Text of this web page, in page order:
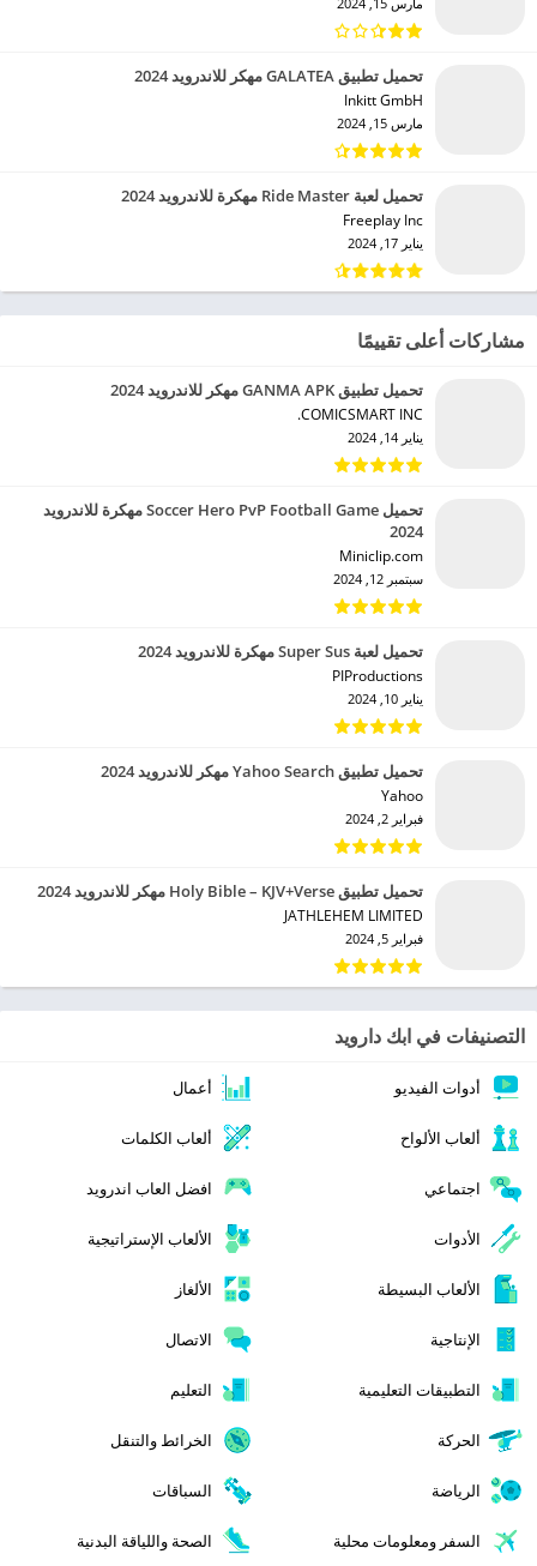
تحميل تطبيق GALATEA مهكر للاندرويد 2024
Inkitt GmbH‏
مارس 15, 2024
تحميل لعبة Ride Master مهكرة للاندرويد 2024
Freeplay Inc‏
يناير 17, 2024
مشاركات أعلى تقييمًا
تحميل تطبيق GANMA APK مهكر للاندرويد 2024
COMICSMART INC.‏
يناير 14, 2024
تحميل Soccer Hero PvP Football Game مهكرة للاندرويد
2024
Miniclip.com‏
سبتمبر 12, 2024
تحميل لعبة Super Sus مهكرة للاندرويد 2024
PIProductions‏
يناير 10, 2024
تحميل تطبيق Yahoo Search مهكر للاندرويد 2024
Yahoo‏
فبراير 2, 2024
تحميل تطبيق Holy Bible – KJV+Verse مهكر للاندرويد 2024
JATHLEHEM LIMITED‏
فبراير 5, 2024
التصنيفات في ابك دارويد
أدوات الفيديو أعمال
ألعاب الألواح ألعاب الكلمات
اجتماعي افضل العاب اندرويد
الأدوات الألعاب الإستراتيجية
الألعاب البسيطة الألغاز
الإنتاجية الاتصال
التطبيقات التعليمية التعليم
الحركة الخرائط والتنقل
الرياضة السباقات
السفر ومعلومات محلية الصحة واللياقة البدنية